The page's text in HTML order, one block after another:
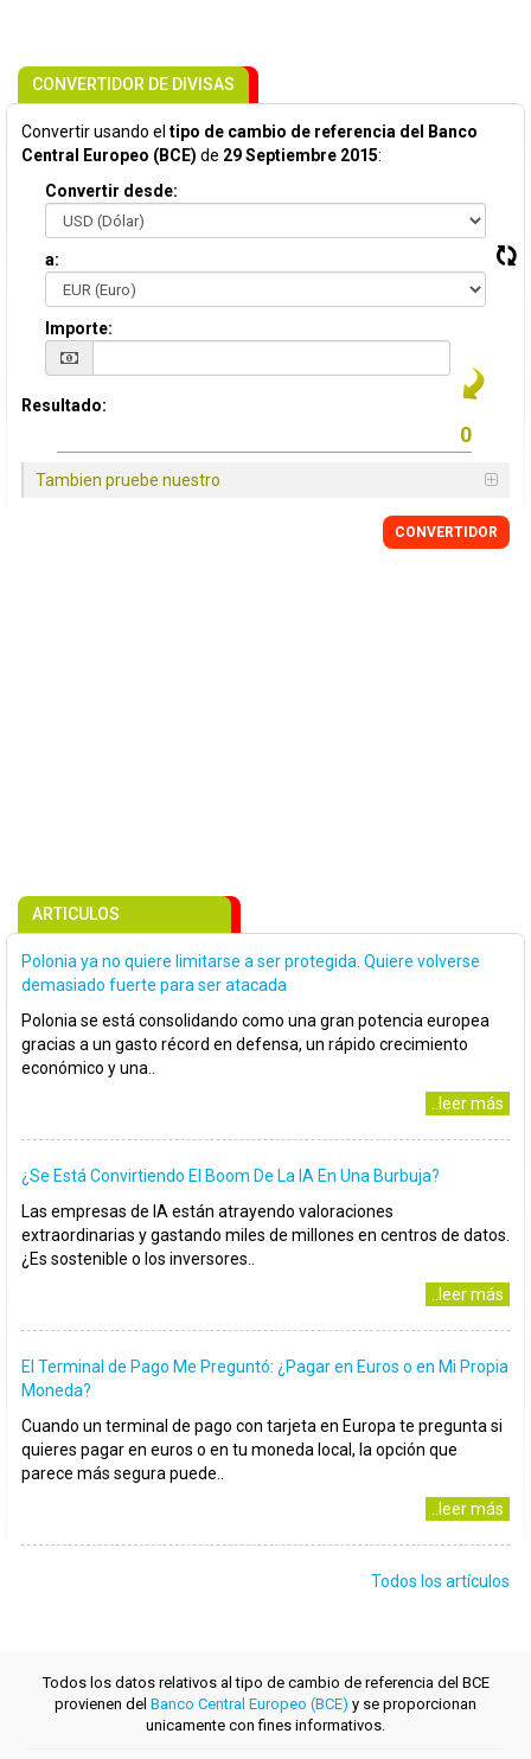
CONVERTIDOR DE DIVISAS
Convertir usando el tipo de cambio de referencia del Banco
Central Europeo (BCE) de 29 Septiembre 2015:
Convertir desde:
a:
Importe:
Resultado:
Tambien pruebe nuestro
CONVERTIDOR
ARTICULOS
Polonia ya no quiere limitarse a ser protegida. Quiere volverse
demasiado fuerte para ser atacada
Polonia se está consolidando como una gran potencia europea
gracias a un gasto récord en defensa, un rápido crecimiento
económico y una..
..leer más
¿Se Está Convirtiendo El Boom De La IA En Una Burbuja?
Las empresas de IA están atrayendo valoraciones
extraordinarias y gastando miles de millones en centros de datos.
¿Es sostenible o los inversores..
..leer más
El Terminal de Pago Me Preguntó: ¿Pagar en Euros o en Mi Propia
Moneda?
Cuando un terminal de pago con tarjeta en Europa te pregunta si
quieres pagar en euros o en tu moneda local, la opción que
parece más segura puede..
..leer más
Todos los artículos
Todos los datos relativos al tipo de cambio de referencia del BCE
provienen del Banco Central Europeo (BCE) y se proporcionan
unicamente con fines informativos.